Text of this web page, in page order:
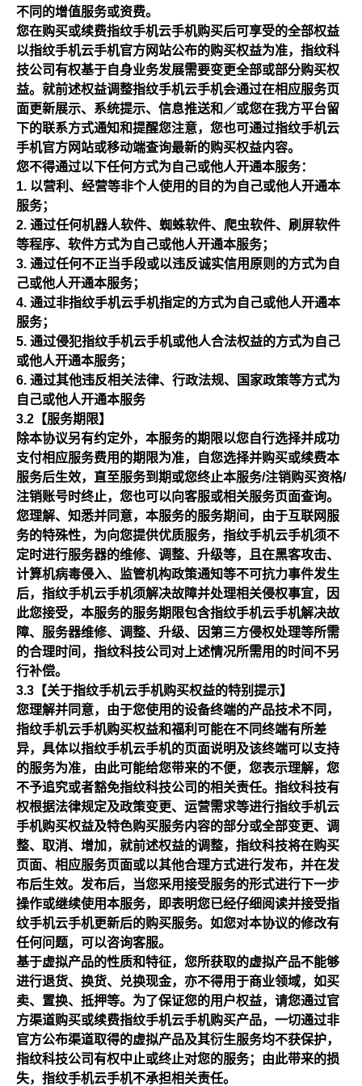
不同的增值服务或资费。
您在购买或续费指纹手机云手机购买后可享受的全部权益
以指纹手机云手机官方网站公布的购买权益为准，指纹科
技公司有权基于自身业务发展需要变更全部或部分购买权
益。就前述权益调整指纹手机云手机会通过在相应服务页
面更新展示、系统提示、信息推送和／或您在我方平台留
下的联系方式通知和提醒您注意，您也可通过指纹手机云
手机官方网站或移动端查询最新的购买权益内容。
您不得通过以下任何方式为自己或他人开通本服务：
以营利、经营等非个人使用的目的为自己或他人开通本
服务；
通过任何机器人软件、蜘蛛软件、爬虫软件、刷屏软件
等程序、软件方式为自己或他人开通本服务；
通过任何不正当手段或以违反诚实信用原则的方式为自
己或他人开通本服务；
通过非指纹手机云手机指定的方式为自己或他人开通本
服务；
通过侵犯指纹手机云手机或他人合法权益的方式为自己
或他人开通本服务；
通过其他违反相关法律、行政法规、国家政策等方式为
自己或他人开通本服务
3.2【服务期限】
除本协议另有约定外，本服务的期限以您自行选择并成功
支付相应服务费用的期限为准，自您选择并购买或续费本
服务后生效，直至服务到期或您终止本服务/注销购买资格/
注销账号时终止，您也可以向客服或相关服务页面查询。
您理解、知悉并同意，本服务的服务期间，由于互联网服
务的特殊性，为向您提供优质服务，指纹手机云手机须不
定时进行服务器的维修、调整、升级等，且在黑客攻击、
计算机病毒侵入、监管机构政策通知等不可抗力事件发生
后，指纹手机云手机须解决故障并处理相关侵权事宜，因
此您接受，本服务的服务期限包含指纹手机云手机解决故
障、服务器维修、调整、升级、因第三方侵权处理等所需
的合理时间，指纹科技公司对上述情况所需用的时间不另
行补偿。
3.3【关于指纹手机云手机购买权益的特别提示】
您理解并同意，由于您使用的设备终端的产品技术不同，
指纹手机云手机购买权益和福利可能在不同终端有所差
异，具体以指纹手机云手机的页面说明及该终端可以支持
的服务为准，由此可能给您带来的不便，您表示理解，您
不予追究或者豁免指纹科技公司的相关责任。指纹科技有
权根据法律规定及政策变更、运营需求等进行指纹手机云
手机购买权益及特色购买服务内容的部分或全部变更、调
整、取消、增加，就前述权益的调整，指纹科技将在购买
页面、相应服务页面或以其他合理方式进行发布，并在发
布后生效。发布后，当您采用接受服务的形式进行下一步
操作或继续使用本服务，即表明您已经仔细阅读并接受指
纹手机云手机更新后的购买服务。如您对本协议的修改有
任何问题，可以咨询客服。
基于虚拟产品的性质和特征，您所获取的虚拟产品不能够
进行退货、换货、兑换现金，亦不得用于商业领域，如买
卖、置换、抵押等。为了保证您的用户权益，请您通过官
方渠道购买或续费指纹手机云手机购买产品，一切通过非
官方公布渠道取得的虚拟产品及其衍生服务均不获保护，
指纹科技公司有权中止或终止对您的服务；由此带来的损
失，指纹手机云手机不承担相关责任。